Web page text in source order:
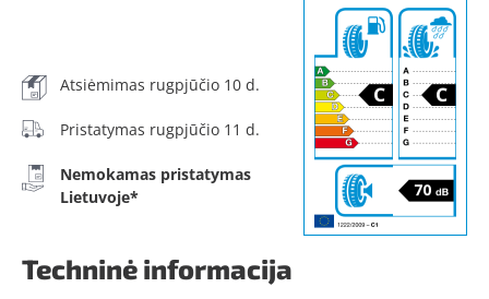
Atsiėmimas rugpjūčio 10 d.
Pristatymas rugpjūčio 11 d.
Nemokamas pristatymas
Lietuvoje*
Techninė informacija